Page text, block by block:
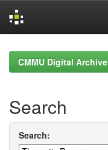
navigationCMMU Digital Archive
Search
Search: